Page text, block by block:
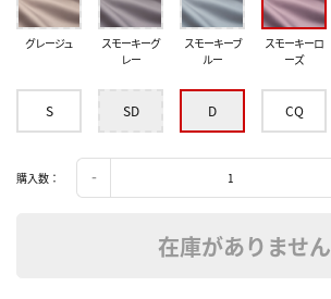
グレージュ
スモーキーグ
レー
スモーキーブ
ルー
スモーキーロ
ーズ
S SD D CQ
購入数：
在庫がありません